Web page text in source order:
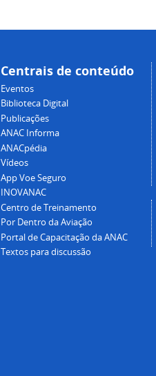
Centrais de conteúdo
Eventos
Biblioteca Digital
Publicações
ANAC Informa
ANACpédia
Vídeos
App Voe Seguro
INOVANAC
Centro de Treinamento
Por Dentro da Aviação
Portal de Capacitação da ANAC
Textos para discussão